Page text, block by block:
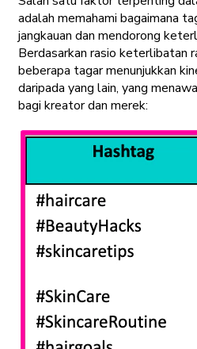
adalah memahami bagaimana
jangkauan dan mendorong
Berdasarkan rasio keterlibatan
beberapa tagar menunjukkan
daripada yang lain, yang
bagi kreator dan merek: